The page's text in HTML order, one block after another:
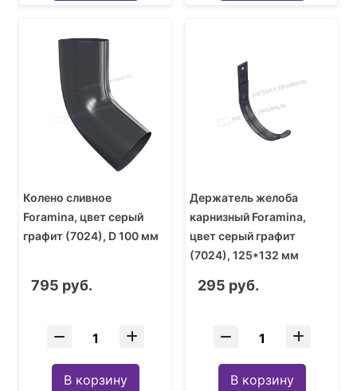
Колено сливное
Foramina, цвет серый
графит (7024), D 100 мм
795 руб.
В корзину
Держатель желоба
карнизный Foramina,
цвет серый графит
(7024), 125*132 мм
295 руб.
В корзину